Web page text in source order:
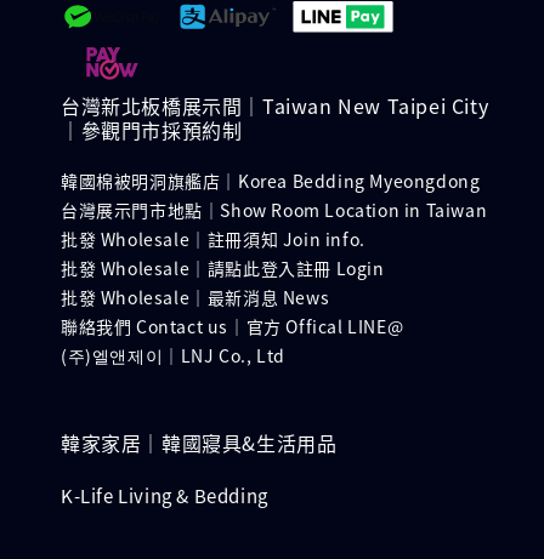
台灣新北板橋展示間｜Taiwan New Taipei City
｜參觀門市採預約制
韓國棉被明洞旗艦店｜Korea Bedding Myeongdong
台灣展示門市地點｜Show Room Location in Taiwan
批發 Wholesale｜註冊須知 Join info.
批發 Wholesale｜請點此登入註冊 Login
批發 Wholesale｜最新消息 News
聯絡我們 Contact us｜官方 Offical LINE@
(주)엘앤제이｜LNJ Co., Ltd
韓家家居｜韓國寢具&生活用品
K-Life Living & Bedding